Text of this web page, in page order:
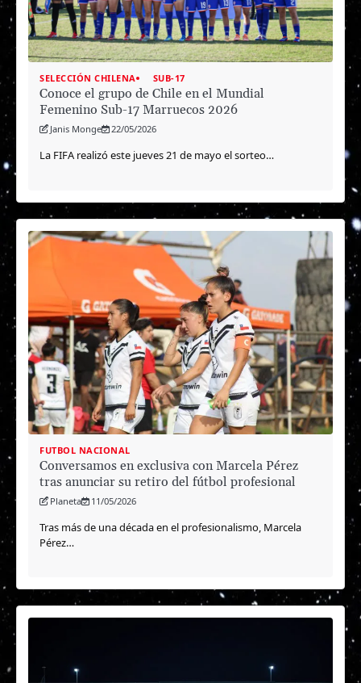
SELECCIÓN CHILENA SUB-17
Conoce el grupo de Chile en el Mundial
Femenino Sub-17 Marruecos 2026
Janis Monge 22/05/2026
La FIFA realizó este jueves 21 de mayo el sorteo…
FUTBOL NACIONAL
Conversamos en exclusiva con Marcela Pérez
tras anunciar su retiro del fútbol profesional
Planeta 11/05/2026
Tras más de una década en el profesionalismo, Marcela
Pérez…